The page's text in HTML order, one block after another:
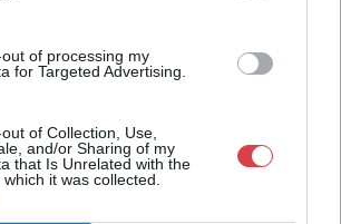
of processing my
for Targeted Advertising.
of Collection, Use,
and/or Sharing of my
that Is Unrelated with the
it was collected.